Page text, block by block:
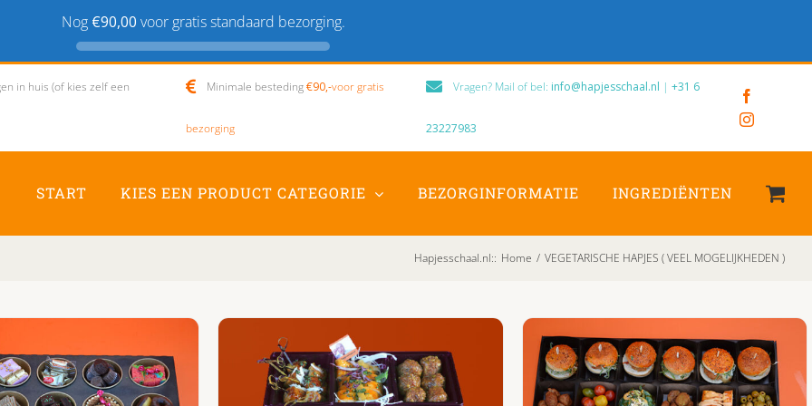
Nog €90,00 voor gratis standaard bezorging.
in huis (of kies zelf een Minimale besteding€90,-voor gratis
bezorging
Vragen? Mail of bel: info@hapjesschaal.nl | +31 6
23227983
Instagram
START KIES EEN PRODUCT CATEGORIE BEZORGINFORMATIE INGREDIËNTEN
Hapjesschaal.nl:: Home / VEGETARISCHE HAPJES ( VEEL MOGELIJKHEDEN )